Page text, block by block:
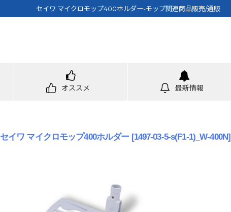
セイワ マイクロモップ400ホルダー-モップ関連商品販売/通販
オススメ 最新情報
セイワ マイクロモップ400ホルダー [1497-03-5-s(F1-1)_W-400N]